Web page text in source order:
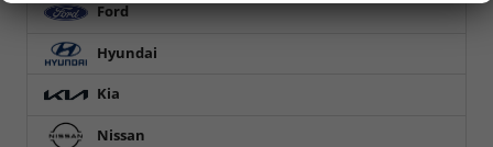
Ford
Hyundai
Kia
Nissan